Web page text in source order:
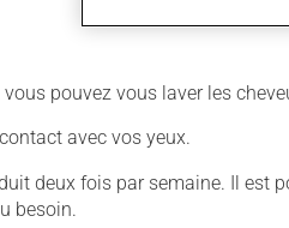
pouvez vous laver les
avec vos yeux.
deux fois par semaine. Il
besoin.